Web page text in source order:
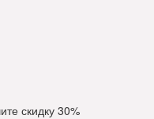
скидку 30%